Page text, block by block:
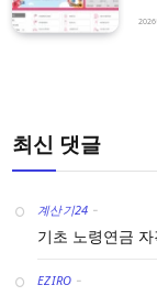
2026
최신 댓글
계산기24 -
기초 노령연금
EZIRO -